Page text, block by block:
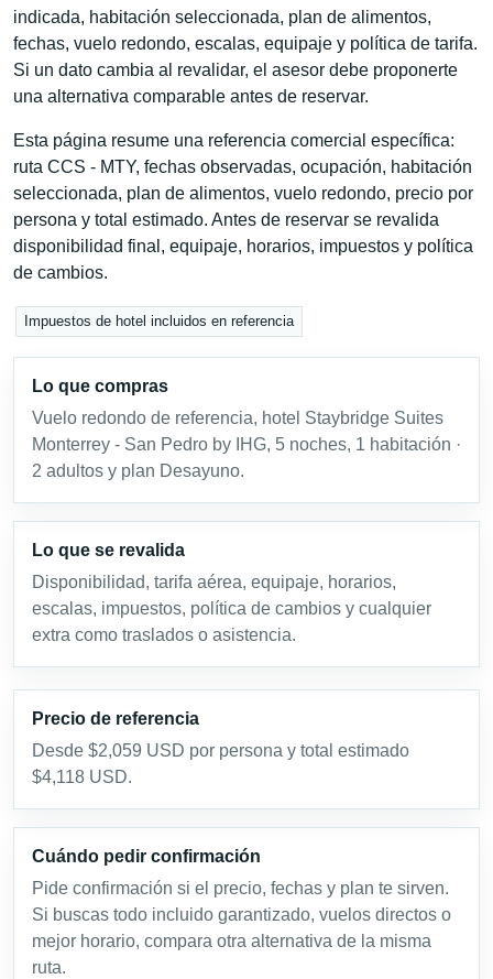
indicada, habitación seleccionada, plan de alimentos,
fechas, vuelo redondo, escalas, equipaje y política de tarifa.
Si un dato cambia al revalidar, el asesor debe proponerte
una alternativa comparable antes de reservar.
Esta página resume una referencia comercial específica:
ruta CCS - MTY, fechas observadas, ocupación, habitación
seleccionada, plan de alimentos, vuelo redondo, precio por
persona y total estimado. Antes de reservar se revalida
disponibilidad final, equipaje, horarios, impuestos y política
de cambios.
Impuestos de hotel incluidos en referencia
Lo que compras
Vuelo redondo de referencia, hotel Staybridge Suites
Monterrey - San Pedro by IHG, 5 noches, 1 habitación ·
2 adultos y plan Desayuno.
Lo que se revalida
Disponibilidad, tarifa aérea, equipaje, horarios,
escalas, impuestos, política de cambios y cualquier
extra como traslados o asistencia.
Precio de referencia
Desde $2,059 USD por persona y total estimado
$4,118 USD.
Cuándo pedir confirmación
Pide confirmación si el precio, fechas y plan te sirven.
Si buscas todo incluido garantizado, vuelos directos o
mejor horario, compara otra alternativa de la misma
ruta.